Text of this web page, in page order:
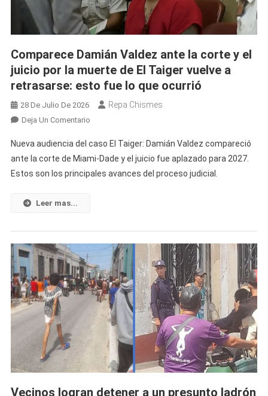
Comparece Damián Valdez ante la corte y el
juicio por la muerte de El Taiger vuelve a
retrasarse: esto fue lo que ocurrió
28 De Julio De 2026 Repa Chismes
Deja Un ComentarioEn
Damián
Valdez
Ante
El
Juicio
Por
La
Muerte
De
Taiger
Vuelve
Retrasarse:
Nueva audiencia del caso El Taiger: Damián Valdez compareció
ante la corte de Miami-Dade y el juicio fue aplazado para 2027.
Estos son los principales avances del proceso judicial.
Leer mas...
Vecinos logran detener a un presunto ladrón